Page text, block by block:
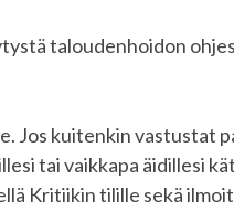
taloudenhoidon
Jos kuitenkin vastustat
tai vaikkapa äidillesi
Kritiikin tilille sekä